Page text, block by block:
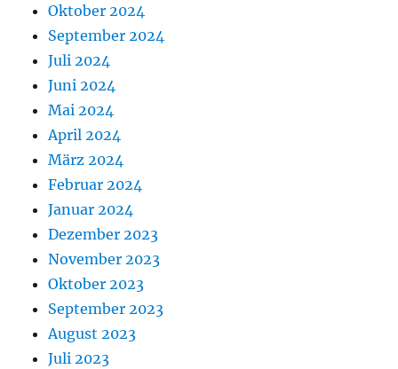
Oktober 2024
September 2024
Juli 2024
Juni 2024
Mai 2024
April 2024
März 2024
Februar 2024
Januar 2024
Dezember 2023
November 2023
Oktober 2023
September 2023
August 2023
Juli 2023